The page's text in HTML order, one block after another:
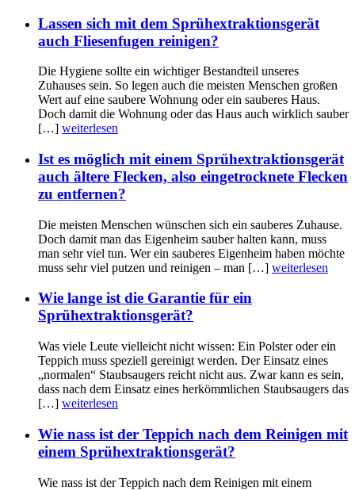
Lassen sich mit dem Sprühextraktionsgerät
auch Fliesenfugen reinigen?
Die Hygiene sollte ein wichtiger Bestandteil unseres
Zuhauses sein. So legen auch die meisten Menschen großen
Wert auf eine saubere Wohnung oder ein sauberes Haus.
Doch damit die Wohnung oder das Haus auch wirklich sauber
[…] weiterlesen
Ist es möglich mit einem Sprühextraktionsgerät
auch ältere Flecken, also eingetrocknete Flecken
zu entfernen?
Die meisten Menschen wünschen sich ein sauberes Zuhause.
Doch damit man das Eigenheim sauber halten kann, muss
man sehr viel tun. Wer ein sauberes Eigenheim haben möchte
muss sehr viel putzen und reinigen – man […] weiterlesen
Wie lange ist die Garantie für ein
Sprühextraktionsgerät?
Was viele Leute vielleicht nicht wissen: Ein Polster oder ein
Teppich muss speziell gereinigt werden. Der Einsatz eines
„normalen“ Staubsaugers reicht nicht aus. Zwar kann es sein,
dass nach dem Einsatz eines herkömmlichen Staubsaugers das
[…] weiterlesen
Wie nass ist der Teppich nach dem Reinigen mit
einem Sprühextraktionsgerät?
Wie nass ist der Teppich nach dem Reinigen mit einem